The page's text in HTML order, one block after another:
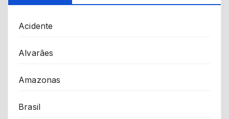
Acidente
Alvarães
Amazonas
Brasil